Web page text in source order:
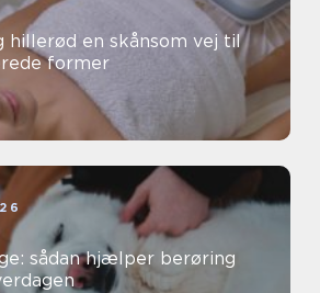
skånsom vej til
former
sådan hjælper berøring